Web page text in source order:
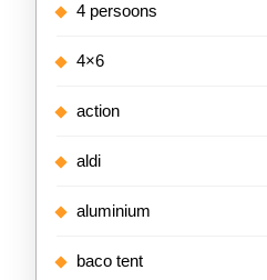
4 persoons
4×6
action
aldi
aluminium
baco tent